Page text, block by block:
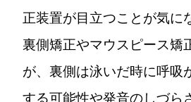
正装置が目立つことが気に
裏側矯正やマウスピース矯
が、裏側は泳いだ時に呼吸
する可能性や発音のしづら